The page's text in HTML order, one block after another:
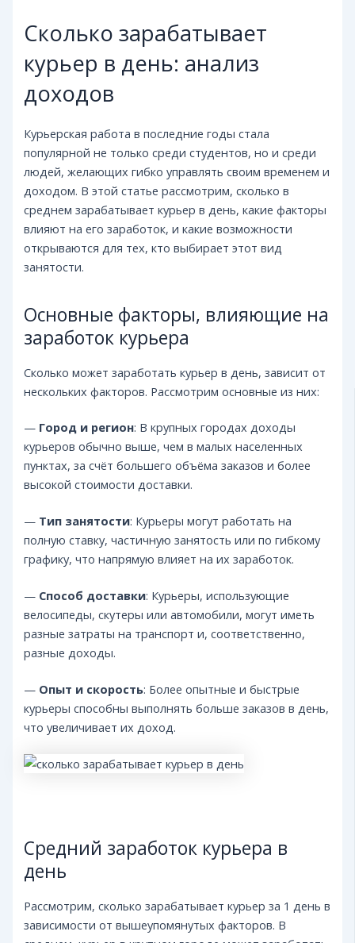
Сколько зарабатывает
курьер в день: анализ
доходов
Курьерская работа в последние годы стала
популярной не только среди студентов, но и среди
людей, желающих гибко управлять своим временем и
доходом. В этой статье рассмотрим, сколько в
среднем зарабатывает курьер в день, какие факторы
влияют на его заработок, и какие возможности
открываются для тех, кто выбирает этот вид
занятости.
Основные факторы, влияющие на
заработок курьера
Сколько может заработать курьер в день, зависит от
нескольких факторов. Рассмотрим основные из них:
— Город и регион: В крупных городах доходы
курьеров обычно выше, чем в малых населенных
пунктах, за счёт большего объёма заказов и более
высокой стоимости доставки.
— Тип занятости: Курьеры могут работать на
полную ставку, частичную занятость или по гибкому
графику, что напрямую влияет на их заработок.
— Способ доставки: Курьеры, использующие
велосипеды, скутеры или автомобили, могут иметь
разные затраты на транспорт и, соответственно,
разные доходы.
— Опыт и скорость: Более опытные и быстрые
курьеры способны выполнять больше заказов в день,
что увеличивает их доход.
Средний заработок курьера в
день
Рассмотрим, сколько зарабатывает курьер за 1 день в
зависимости от вышеупомянутых факторов. В